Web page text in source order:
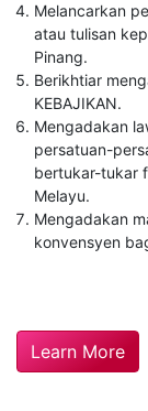
Melancarkan
atau tulisan
Pinang.
Berikhtiar
KEBAJIKAN.
Mengadakan
persatuan-
bertukar-tukar
Melayu.
Mengadakan
konvensyen
Learn More